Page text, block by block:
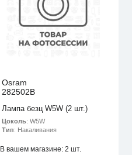
Osram
282502B
Лампа безц W5W (2 шт.)
Цоколь: W5W
Тип: Накаливания
В вашем магазине: 2 шт.